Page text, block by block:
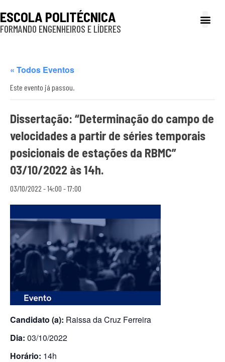
ESCOLA POLITÉCNICA
FORMANDO ENGENHEIROS E LÍDERES
« Todos Eventos
Este evento já passou.
Dissertação: “Determinação do campo de
velocidades a partir de séries temporais
posicionais de estações da RBMC”
03/10/2022 às 14h.
03/10/2022 - 14:00 -17:00
Candidato (a): Raissa da Cruz Ferreira
Dia: 03/10/2022
Horário: 14h